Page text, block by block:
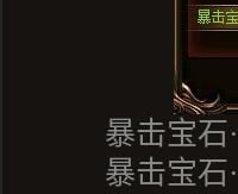
暴击宝石·
暴击宝石·